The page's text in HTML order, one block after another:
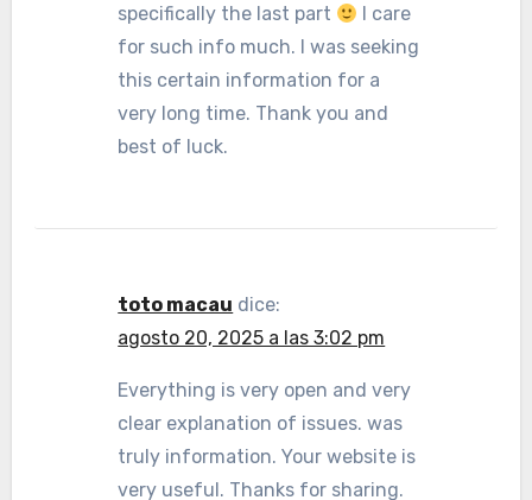
specifically the last part
I care
for such info much. I was seeking
this certain information for a
very long time. Thank you and
best of luck.
toto macau dice:
agosto 20, 2025 a las 3:02 pm
Everything is very open and very
clear explanation of issues. was
truly information. Your website is
very useful. Thanks for sharing.